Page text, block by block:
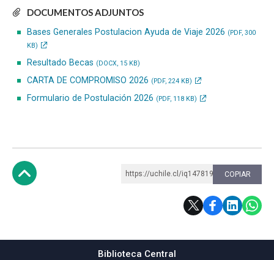
DOCUMENTOS ADJUNTOS
Bases Generales Postulacion Ayuda de Viaje 2026 (PDF, 300
KB)
Resultado Becas (DOCX, 15 KB)
CARTA DE COMPROMISO 2026 (PDF, 224 KB)
Formulario de Postulación 2026 (PDF, 118 KB)
https://uchile.cl/iq147819 COPIAR
Biblioteca Central